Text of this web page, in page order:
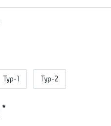
Typ-1 Typ-2
*